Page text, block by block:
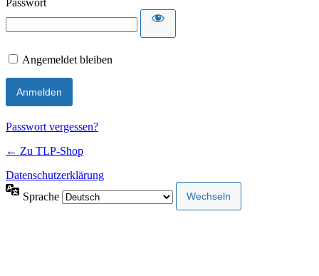
Passwort
Angemeldet bleiben
Passwort vergessen?
← Zu TLP-Shop
Datenschutzerklärung
Sprache